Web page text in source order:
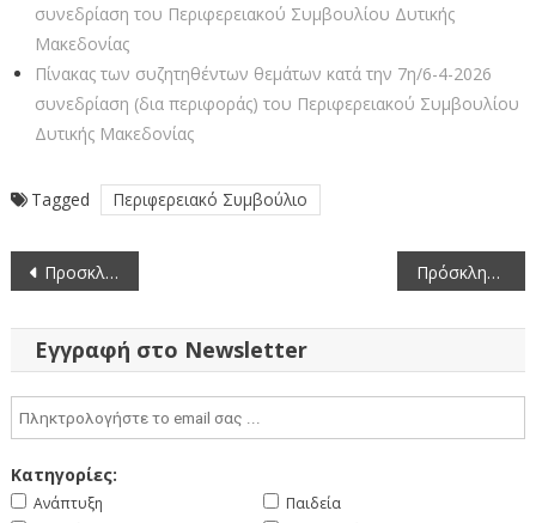
συνεδρίαση του Περιφερειακού Συμβουλίου Δυτικής
Μακεδονίας
Πίνακας των συζητηθέντων θεμάτων κατά την 7η/6-4-2026
συνεδρίαση (δια περιφοράς) του Περιφερειακού Συμβουλίου
Δυτικής Μακεδονίας
Tagged Περιφερειακό Συμβούλιο
Πλοήγηση
άρθρων
Προσκλήσεις της επιτροπής θεμάτων γης & επίλυσης διαφορών για υποθέσεις των Τ.Κ Βατερού και Βοσκοχωρίου του Δήμου Κοζάνης Πρόσκληση της επιτροπής θεμάτων γης & επίλυσης διαφορών για υπόθεση της Τ.Κ Γουλών του Δήμου Σερβίων – Βελβενδού
Εγγραφή στο Newsletter
Κατηγορίες:
Ανάπτυξη
Παιδεία